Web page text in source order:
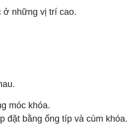
ở những vị trí cao.
móc khóa.
đặt bằng ống típ và cùm khóa.